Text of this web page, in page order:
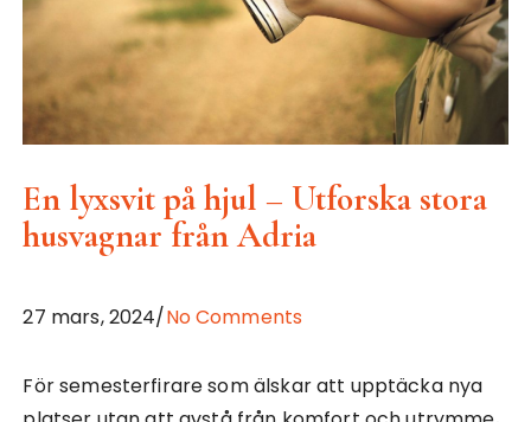
En lyxsvit på hjul – Utforska stora
husvagnar från Adria
27 mars, 2024/No Comments
För semesterfirare som älskar att upptäcka nya